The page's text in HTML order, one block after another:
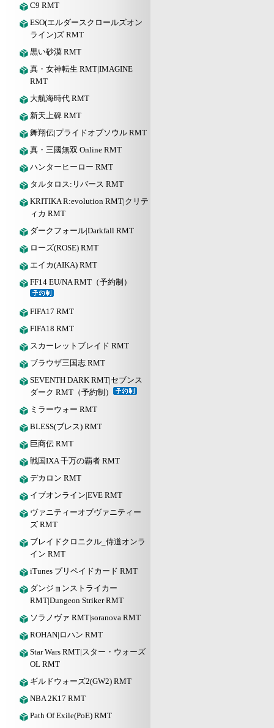
C9 RMT
ESO(エルダースクロールズオン
ライン)ズ RMT
黒い砂漠 RMT
真・女神転生 RMT|IMAGINE
RMT
大航海時代 RMT
新天上碑 RMT
舞翔伝|プライドオブソウル RMT
真・三國無双 Online RMT
ハンターヒーロー RMT
タルタロス:リバース RMT
KRITIKA R:evolution RMT|クリテ
ィカ RMT
ダークフォール|Darkfall RMT
ローズ(ROSE) RMT
エイカ(AIKA) RMT
FF14 EU/NA RMT（予約制）
FIFA17 RMT
FIFA18 RMT
スカーレットブレイド RMT
ブラウザ三国志 RMT
SEVENTH DARK RMT|セブンス
ダーク RMT（予約制）
ミラーウォー RMT
BLESS(ブレス) RMT
巨商伝 RMT
戦国IXA 千万の覇者 RMT
デカロン RMT
イブオンライン|EVE RMT
ヴァニティーオブヴァニティー
ズ RMT
ブレイドクロニクル_侍道オンラ
イン RMT
iTunes プリペイドカード RMT
ダンジョンストライカー
RMT|Dungeon Striker RMT
ソラノヴァ RMT|soranova RMT
ROHAN|ロハン RMT
Star Wars RMT|スター・ウォーズ
OL RMT
ギルドウォーズ2(GW2) RMT
NBA 2K17 RMT
Path Of Exile(PoE) RMT